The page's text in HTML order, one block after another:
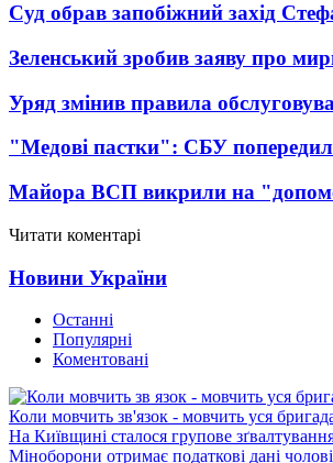
Суд обрав запобіжний захід
Зеленський зробив заяву про
Уряд змінив правила
"Медові пастки": СБУ
Майора ВСП викрили на
Читати коментарі
Новини України
Останні
Популярні
Коментовані
Коли мовчить зв'язок - мовчить уся
На Київщині сталося групове
Міноборони отримає податкові дані